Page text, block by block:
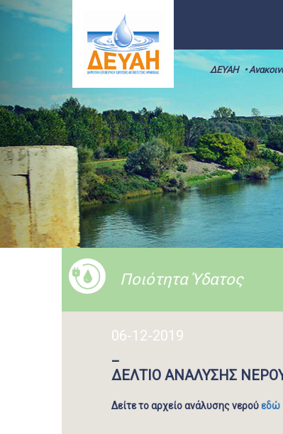
ΔΕΥΑΗ •
Ποιότητα Ύδατος
06-12-2019
_
ΔΕΛΤΙΟ ΑΝΑΛΥΣΗΣ
Δείτε το αρχείο ανάλυσης νερούεδώ